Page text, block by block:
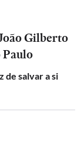
Gilberto
Paulo
de salvar a si